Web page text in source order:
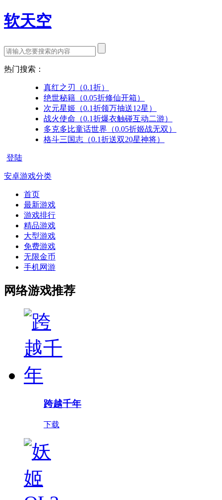
软天空
热门搜索：
真红之刃（0.1折）
绝世秘籍（0.05折修仙开箱）
次元星姬（0.1折领万抽送12星）
战火使命（0.1折爆衣触碰互动二游）
多克多比童话世界（0.05折姬战无双）
格斗三国志（0.1折送双20星神将）
登陆
安卓游戏分类
首页
最新游戏
游戏排行
精品游戏
大型游戏
免费游戏
无限金币
手机网游
网络游戏推荐
跨越千年
下载